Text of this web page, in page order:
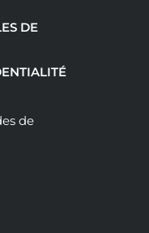
DE
de